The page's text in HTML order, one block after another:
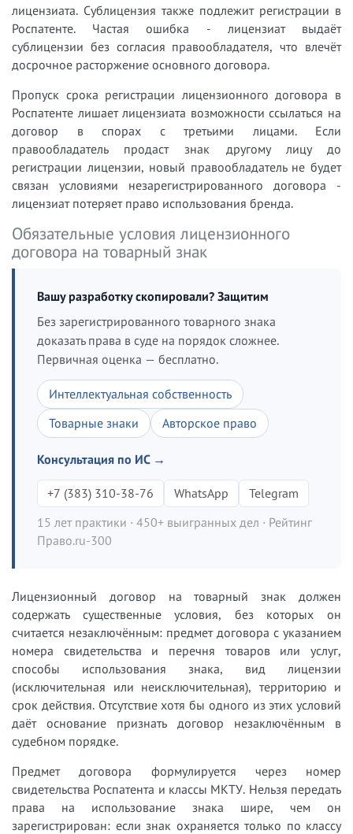
лицензиата. Сублицензия также подлежит регистрации в
Роспатенте. Частая ошибка - лицензиат выдаёт
сублицензии без согласия правообладателя, что влечёт
досрочное расторжение основного договора.
Пропуск срока регистрации лицензионного договора в
Роспатенте лишает лицензиата возможности ссылаться на
договор в спорах с третьими лицами. Если
правообладатель продаст знак другому лицу до
регистрации лицензии, новый правообладатель не будет
связан условиями незарегистрированного договора -
лицензиат потеряет право использования бренда.
Обязательные условия лицензионного
договора на товарный знак
Вашу разработку скопировали? Защитим
Без зарегистрированного товарного знака
доказать права в суде на порядок сложнее.
Первичная оценка — бесплатно.
Интеллектуальная собственность
Товарные знаки
Авторское право
Консультация по ИС →
+7 (383) 310-38-76 WhatsApp
Telegram
15 лет практики · 450+ выигранных дел · Рейтинг
Право.ru-300
Лицензионный договор на товарный знак должен
содержать существенные условия, без которых он
считается незаключённым: предмет договора с указанием
номера свидетельства и перечня товаров или услуг,
способы использования знака, вид лицензии
(исключительная или неисключительная), территорию и
срок действия. Отсутствие хотя бы одного из этих условий
даёт основание признать договор незаключённым в
судебном порядке.
Предмет договора формулируется через номер
свидетельства Роспатента и классы МКТУ. Нельзя передать
права на использование знака шире, чем он
зарегистрирован: если знак охраняется только по классу